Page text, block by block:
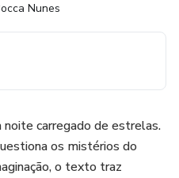
Nunes
noite carregado de estrelas.
os mistérios do
o texto traz